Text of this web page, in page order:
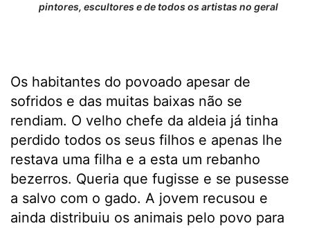
pintores, escultores e de todos os artistas no geral
Os habitantes do povoado apesar de
sofridos e das muitas baixas não se
rendiam. O velho chefe da aldeia já tinha
perdido todos os seus filhos e apenas lhe
restava uma filha e a esta um rebanho
bezerros. Queria que fugisse e se pusesse
a salvo com o gado. A jovem recusou e
ainda distribuiu os animais pelo povo para